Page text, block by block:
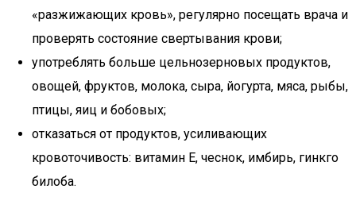
«разжижающих кровь», регулярно посещать врача и
проверять состояние свертывания крови;
употреблять больше цельнозерновых продуктов,
овощей, фруктов, молока, сыра, йогурта, мяса, рыбы,
птицы, яиц и бобовых;
отказаться от продуктов, усиливающих
кровоточивость: витамин Е, чеснок, имбирь, гинкго
билоба.